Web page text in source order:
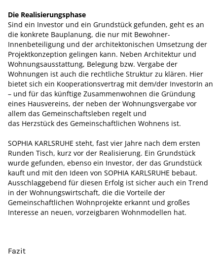
Die Realisierungsphase
Sind ein Investor und ein Grundstück gefunden, geht es an
die konkrete Bauplanung, die nur mit Bewohner-
Innenbeteiligung und der architektonischen Umsetzung der
Projektkonzeption gelingen kann. Neben Architektur und
Wohnungsausstattung, Belegung bzw. Vergabe der
Wohnungen ist auch die rechtliche Struktur zu klären. Hier
bietet sich ein Kooperationsvertrag mit dem/der InvestorIn an
– und für das künftige Zusammenwohnen die Gründung
eines Hausvereins, der neben der Wohnungsvergabe vor
allem das Gemeinschaftsleben regelt und
das Herzstück des Gemeinschaftlichen Wohnens ist.
SOPHIA KARLSRUHE steht, fast vier Jahre nach dem ersten
Runden Tisch, kurz vor der Realisierung. Ein Grundstück
wurde gefunden, ebenso ein Investor, der das Grundstück
kauft und mit den Ideen von SOPHIA KARLSRUHE bebaut.
Ausschlaggebend für diesen Erfolg ist sicher auch ein Trend
in der Wohnungswirtschaft, die die Vorteile der
Gemeinschaftlichen Wohnprojekte erkannt und großes
Interesse an neuen, vorzeigbaren Wohnmodellen hat.
Fazit